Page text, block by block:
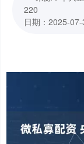
220
日期：2025-